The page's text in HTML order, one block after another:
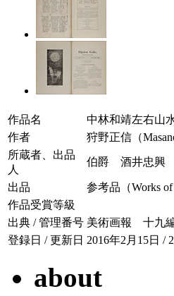
作品名
中林和靖左右山
作者
狩野正信（
所蔵者、出品
人
伯爵 酒井忠興
出品
参考品（Works of
作品受賞等級
出典 / 管理番号 美術画報 十九編
登録日 / 更新日 2016年2月15日 /
about